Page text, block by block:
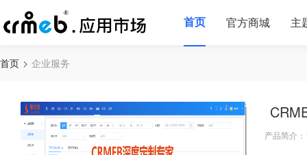
首页 官方商城 主
首页 企业服务
产品简介